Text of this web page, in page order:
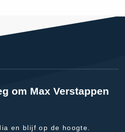
om Max Verstappen
en blijf op de hoogte.